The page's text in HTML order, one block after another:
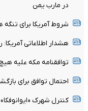
در مارب یمن
شروط آمریکا برای
هشدار اطلاعاتی
توافقنامه مکه علیه
احتمال توافق برای بازگشایی ۳۰ تا ۶۰ روزه تنگه هرمز
کنترل شهرک